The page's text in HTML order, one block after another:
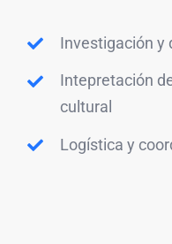
Investigación y
Intepretación
cultural
Logística y